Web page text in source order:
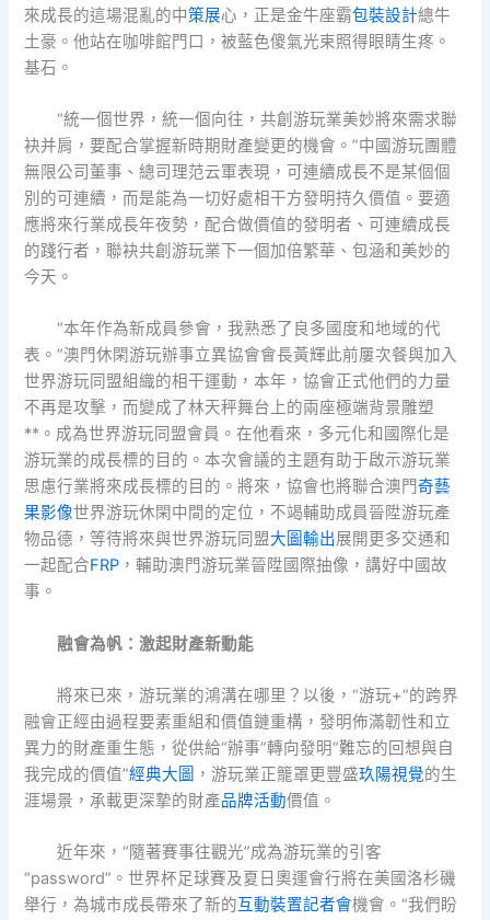
來成長的這場混亂的中策展心，正是金牛座霸包裝設計總牛
土豪。他站在咖啡館門口，被藍色傻氣光束照得眼睛生疼。
基石。
“統一個世界，統一個向往，共創游玩業美妙將來需求聯
袂并肩，要配合掌握新時期財產變更的機會。”中國游玩團體
無限公司董事、總司理范云軍表現，可連續成長不是某個個
別的可連續，而是能為一切好處相干方發明持久價值。要適
應將來行業成長年夜勢，配合做價值的發明者、可連續成長
的踐行者，聯袂共創游玩業下一個加倍繁華、包涵和美妙的
今天。
“本年作為新成員參會，我熟悉了良多國度和地域的代
表。”澳門休閑游玩辦事立異協會會長黃輝此前屢次餐與加入
世界游玩同盟組織的相干運動，本年，協會正式他們的力量
不再是攻擊，而變成了林天秤舞台上的兩座極端背景雕塑
**。成為世界游玩同盟會員。在他看來，多元化和國際化是
游玩業的成長標的目的。本次會議的主題有助于啟示游玩業
思慮行業將來成長標的目的。將來，協會也將聯合澳門奇藝
果影像世界游玩休閑中間的定位，不竭輔助成員晉陞游玩產
物品德，等待將來與世界游玩同盟大圖輸出展開更多交通和
一起配合FRP ，輔助澳門游玩業晉陞國際抽像，講好中國故
事。
融會為帆：激起財產新動能
將來已來，游玩業的鴻溝在哪里？以後，“游玩+”的跨界
融會正經由過程要素重組和價值鏈重構，發明佈滿韌性和立
異力的財產重生態，從供給“辦事”轉向發明“難忘的回想與自
我完成的價值”經典大圖 ，游玩業正籠罩更豐盛玖陽視覺的生
涯場景，承載更深摯的財產品牌活動價值。
近年來，“隨著賽事往觀光”成為游玩業的引客
“password”。世界杯足球賽及夏日奧運會行將在美國洛杉磯
舉行，為城市成長帶來了新的互動裝置記者會機會。“我們盼